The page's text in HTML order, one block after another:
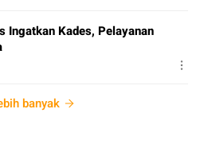
Ingatkan Kades, Pelayanan
banyak